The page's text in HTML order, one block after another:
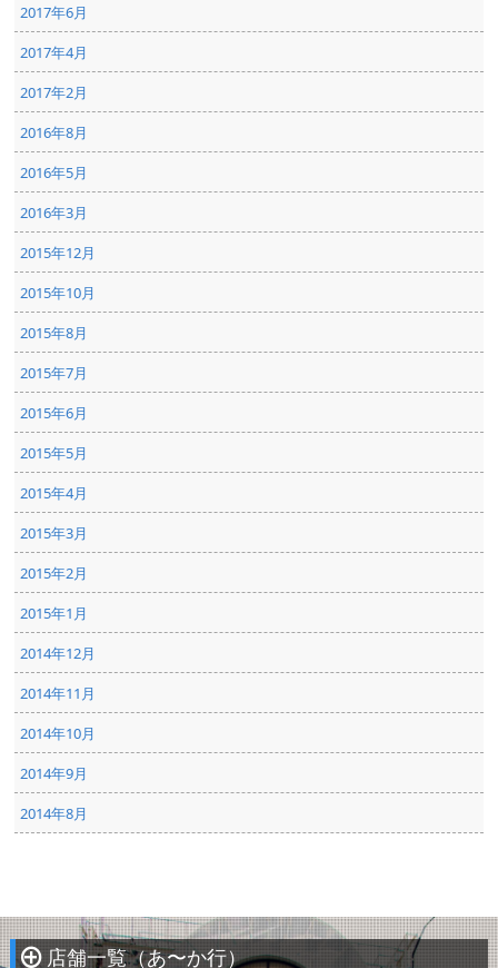
2017年6月
2017年4月
2017年2月
2016年8月
2016年5月
2016年3月
2015年12月
2015年10月
2015年8月
2015年7月
2015年6月
2015年5月
2015年4月
2015年3月
2015年2月
2015年1月
2014年12月
2014年11月
2014年10月
2014年9月
2014年8月
À 店舗一覧（あ〜か行）